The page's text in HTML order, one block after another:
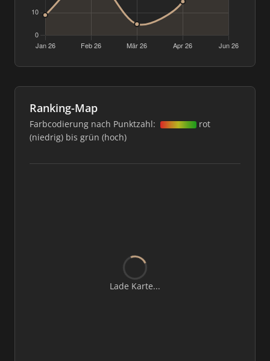
Ranking-Map
Farbcodierung nach Punktzahl:
rot
(niedrig) bis grün (hoch)
Lade Karte...